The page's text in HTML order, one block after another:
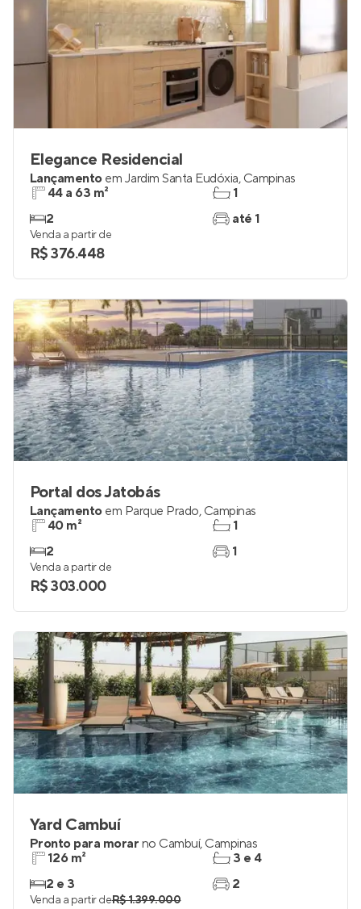
Elegance Residencial
Lançamento em Jardim Santa Eudóxia, Campinas
44 a 63 m²
2
1
até 1
Venda a partir de
R$ 376.448
Portal dos Jatobás
Lançamento em Parque Prado, Campinas
40 m²
2
1
1
Venda a partir de
R$ 303.000
Yard Cambuí
Pronto para morar no Cambuí, Campinas
126 m²
2 e 3
3 e 4
2
Venda a partir deR$ 1.399.000